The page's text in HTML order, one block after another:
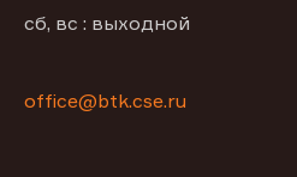
сб, вс : выходной
office@btk.cse.ru